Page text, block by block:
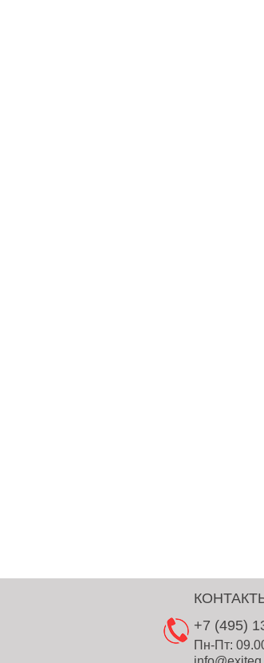
+7 (495)
Пн-Пт: